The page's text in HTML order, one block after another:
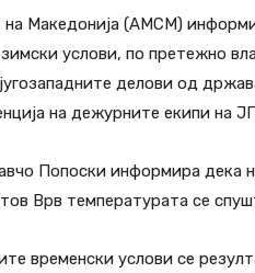
Македонија (АМСМ)
услови, по претежно
делови од
на дежурните екипи на
Попоски информира дека
Врв температурата се
временски услови се